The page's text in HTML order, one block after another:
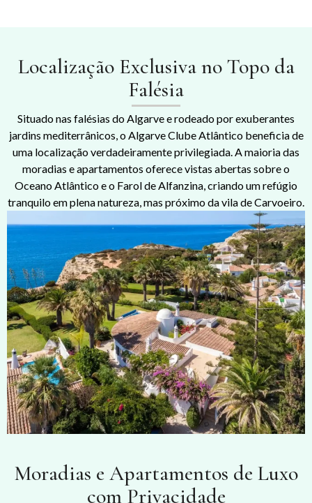
Localização Exclusiva no Topo da
Falésia
Situado nas falésias do Algarve e rodeado por exuberantes
jardins mediterrânicos, o Algarve Clube Atlântico beneficia de
uma localização verdadeiramente privilegiada. A maioria das
moradias e apartamentos oferece vistas abertas sobre o
Oceano Atlântico e o Farol de Alfanzina, criando um refúgio
tranquilo em plena natureza, mas próximo da vila de Carvoeiro.
Moradias e Apartamentos de Luxo
com Privacidade